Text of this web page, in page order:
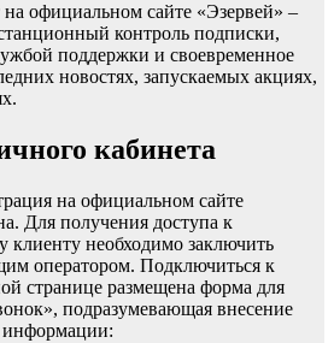
официальном сайте «Эзервей» –
контроль подписки,
поддержки и своевременное
новостях, запускаемых акциях,
кабинета
на официальном сайте
Для получения доступа к
клиенту необходимо заключить
оператором. Подключиться к
странице размещена форма для
подразумевающая внесение
информации: